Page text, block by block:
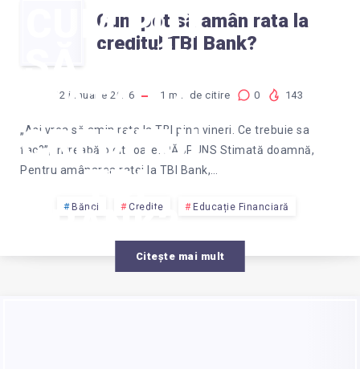
CUM POT
SĂ AMÂN
RATA LA
CREDITUL
TBI
BANK?
Cum pot să amân rata la
creditul TBI Bank?
22 ianuarie 2026 1 min de citire 0 143
„Asi vrea să amin rata la TBI pina vineri. Ce trebuie sa
fac?”, întreabă o cititoare. RĂSPUNS Stimată doamnă,
Pentru amânarea ratei la TBI Bank,…
Bănci Credite Educație Financiară
Citește mai mult